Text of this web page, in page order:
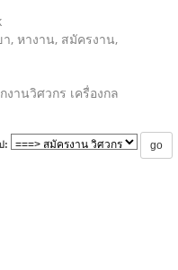
, หางาน, สมัครงาน,
านวิศวกร เครื่องกล
: